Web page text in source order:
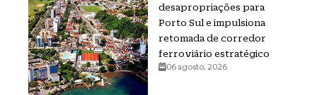
desapropriações para
Porto Sul e impulsiona
retomada de corredor
ferroviário estratégico
06 agosto, 2026